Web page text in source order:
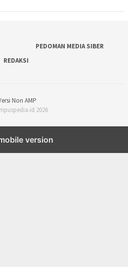
PEDOMAN MEDIA SIBER
REDAKSI
Non AMP
2026
version